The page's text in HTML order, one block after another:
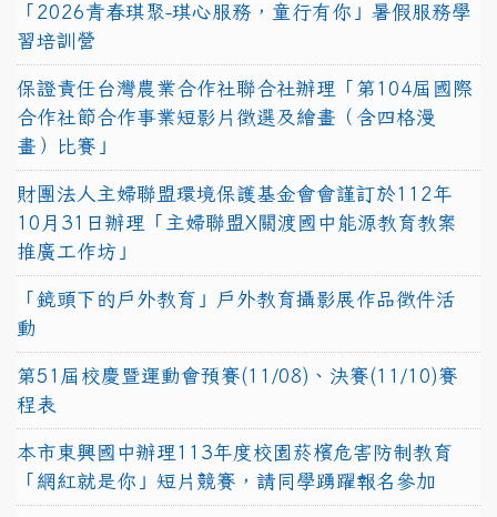
「2026青春琪聚-琪心服務，童行有你」暑假服務學
習培訓營
保證責任台灣農業合作社聯合社辦理「第104屆國際
合作社節合作事業短影片徵選及繪畫（含四格漫
畫）比賽」
財團法人主婦聯盟環境保護基金會會謹訂於112年
10月31日辦理「主婦聯盟X關渡國中能源教育教案
推廣工作坊」
「鏡頭下的戶外教育」戶外教育攝影展作品徵件活
動
第51屆校慶暨運動會預賽(11/08)、決賽(11/10)賽
程表
本市東興國中辦理113年度校園菸檳危害防制教育
「網紅就是你」短片競賽，請同學踴躍報名參加